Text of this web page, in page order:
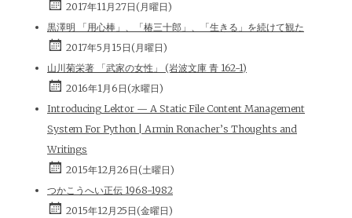
2017年11月27日(月曜日)
黒澤明 「用心棒」、「椿三十郎」、「生きる」を続けて観た
2017年5月15日(月曜日)
山川菊栄著 「武家の女性」 (岩波文庫 青 162-1)
2016年1月6日(水曜日)
Introducing Lektor — A Static File Content Management
System For Python | Armin Ronacher’s Thoughts and
Writings
2015年12月26日(土曜日)
つかこうへい正伝 1968-1982
2015年12月25日(金曜日)